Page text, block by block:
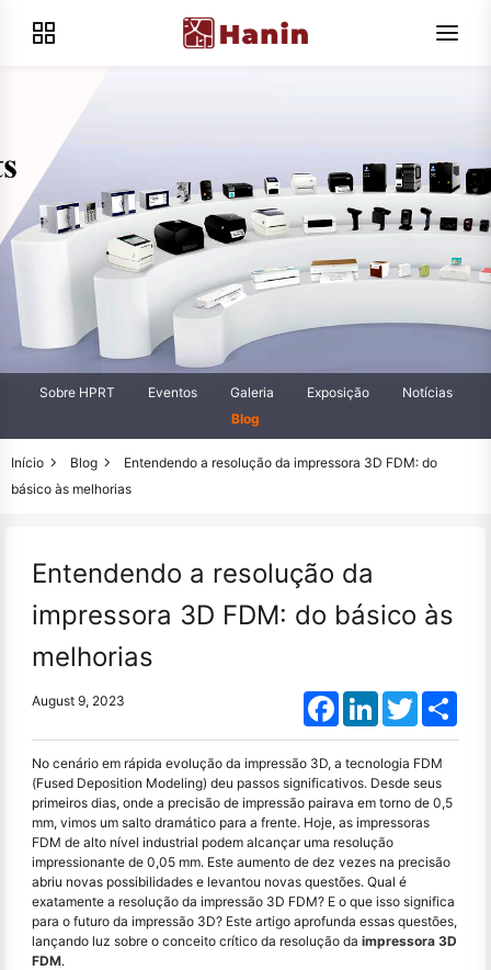
Sobre HPRT Eventos Galeria Exposição
Notícias
Blog
Início Blog
Entendendo a resolução da impressora 3D FDM: do
básico às melhorias
Entendendo a resolução da
impressora 3D FDM: do básico às
melhorias
August 9, 2023 FacebookLinkedInTwitter
No cenário em rápida evolução da impressão 3D, a tecnologia FDM
(Fused Deposition Modeling) deu passos significativos. Desde seus
primeiros dias, onde a precisão de impressão pairava em torno de 0,5
mm, vimos um salto dramático para a frente. Hoje, as impressoras
FDM de alto nível industrial podem alcançar uma resolução
impressionante de 0,05 mm. Este aumento de dez vezes na precisão
abriu novas possibilidades e levantou novas questões. Qual é
exatamente a resolução da impressão 3D FDM? E o que isso significa
para o futuro da impressão 3D? Este artigo aprofunda essas questões,
lançando luz sobre o conceito crítico da resolução da impressora 3D
FDM.